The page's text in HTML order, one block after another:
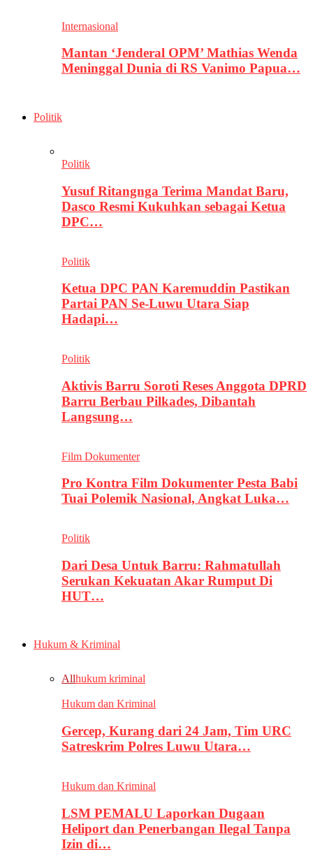
Internasional
Mantan ‘Jenderal OPM’ Mathias Wenda
Meninggal Dunia di RS Vanimo Papua…
Politik
Politik
Yusuf Ritangnga Terima Mandat Baru,
Dasco Resmi Kukuhkan sebagai Ketua
DPC…
Politik
Ketua DPC PAN Karemuddin Pastikan
Partai PAN Se-Luwu Utara Siap
Hadapi…
Politik
Aktivis Barru Soroti Reses Anggota DPRD
Barru Berbau Pilkades, Dibantah
Langsung…
Film Dokumenter
Pro Kontra Film Dokumenter Pesta Babi
Tuai Polemik Nasional, Angkat Luka…
Politik
Dari Desa Untuk Barru: Rahmatullah
Serukan Kekuatan Akar Rumput Di
HUT…
Hukum & Kriminal
Allhukum kriminal
Hukum dan Kriminal
Gercep, Kurang dari 24 Jam, Tim URC
Satreskrim Polres Luwu Utara…
Hukum dan Kriminal
LSM PEMALU Laporkan Dugaan
Heliport dan Penerbangan Ilegal Tanpa
Izin di…